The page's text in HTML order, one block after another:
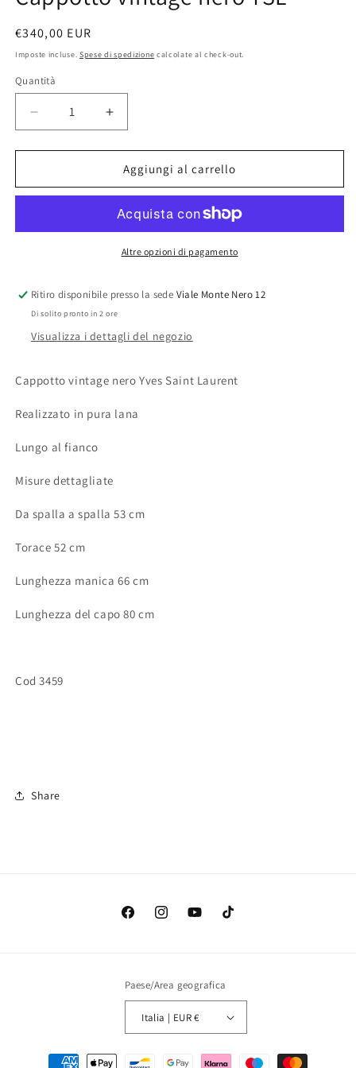
Prezzo
di
€340,00 EUR
Imposte incluse. Spese di spedizione calcolate al check-out.
Quantità
Quantità
Diminuisci
quantità
per
vintage
Aumenta
quantità
per
Cappotto
vintage
YSL
Aggiungi al carrello
Altre opzioni di pagamento
Ritiro disponibile presso la sede Viale Monte Nero 12
Di solito pronto in 2 ore
Visualizza i dettagli del negozio
Cappotto vintage nero Yves Saint Laurent
Realizzato in pura lana
Lungo al fianco
Misure dettagliate
Da spalla a spalla 53 cm
Torace 52 cm
Lunghezza manica 66 cm
Lunghezza del capo 80 cm
Cod 3459
Share
FacebookInstagramYouTubeTikTok
Paese/Area geografica
Italia | EUR €
Metodi